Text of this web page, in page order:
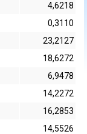
4,6218
0,3110
23,2127
18,6272
6,9478
14,2272
16,2853
14,5526